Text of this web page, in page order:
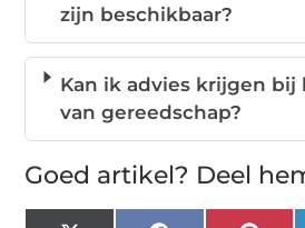
zijn beschikbaar?
Kan ik advies krijgen bij
van gereedschap?
Goed artikel? Deel